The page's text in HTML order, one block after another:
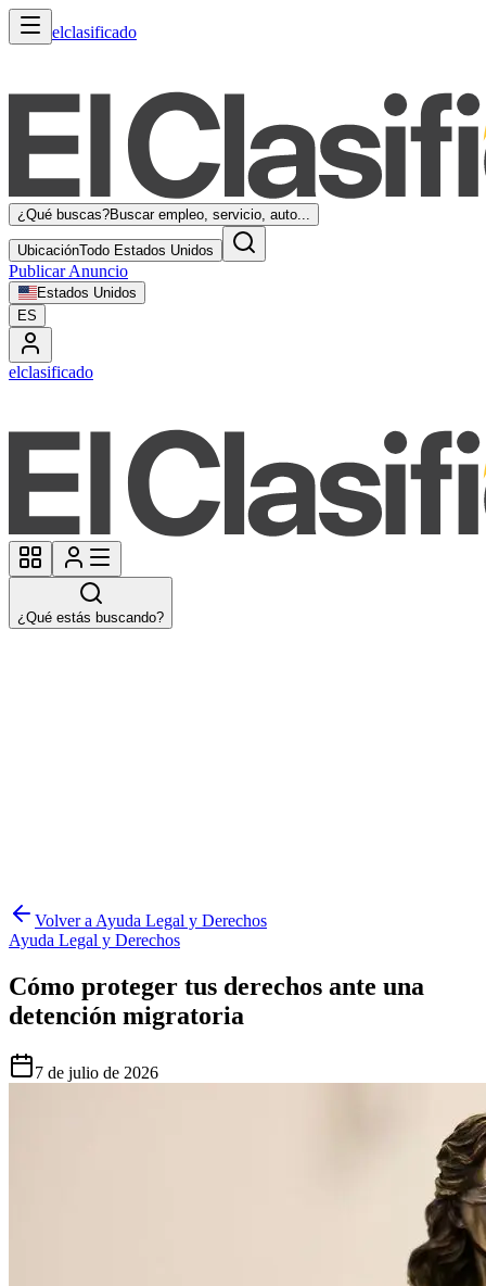
elclasificado
¿Qué buscas?Buscar empleo, servicio, auto...
UbicaciónTodo Estados Unidos
Publicar Anuncio
Estados Unidos
ES
elclasificado
¿Qué estás buscando?
Volver a Ayuda Legal y Derechos
Ayuda Legal y Derechos
Cómo proteger tus derechos ante una
detención migratoria
7 de julio de 2026